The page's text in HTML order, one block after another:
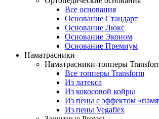
Все основания
Основание Стандарт
Основание Люкс
Основание Эконом
Основание Премиум
Наматрасники
Наматрасники-топперы
Все топперы Transform
Из латекса
Из кокосовой койры
Из пены с эффектом
Из пены Vegaflex